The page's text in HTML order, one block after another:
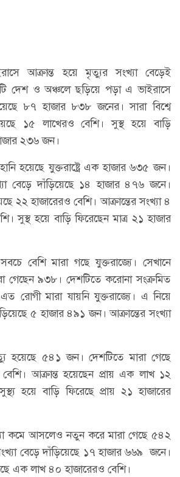
আক্রান্ত হয়ে মৃত্যুর সংখ্যা বেড়েই
দেশ ও অঞ্চলে ছড়িয়ে পড়া এ ভাইরাসে
৮৭ হাজার ৮৩৮ জনের। সারা বিশ্বে
১৫ লাখেরও বেশি। সুস্থ হয়ে বাড়ি
২৩৬ জন।
হয়েছে যুক্তরাষ্ট্রে এক হাজার ৬৩৫ জন।
বেড়ে দাঁড়িয়েছে ১৪ হাজার ৪৭৬ জনে।
২২ হাজারেরও বেশি। আক্রান্তের সংখ্যা ৪
সুস্থ হয়ে বাড়ি ফিরেছেন মাত্র ২১ হাজার
বেশি মারা গছে যুক্তরাজ্যে। সেখানে
গেছেন ৯৩৮। দেশটিতে করোনা সংক্রমিত
রোগী মারা যায়নি যুক্তরাজ্যে। এ নিয়ে
৫ হাজার ৪৯১ জন। আক্রান্তের সংখ্যা
হয়েছে ৫৪১ জন। দেশটিতে মারা গেছে
আক্রান্ত হয়েছেন প্রায় এক লাখ ১২
হয়ে বাড়ি ফিরেছে প্রায় ২১ হাজারের
কমে আসলেও নতুন করে মারা গেছে ৫৪২
বেড়ে দাঁড়িয়েছে ১৭ হাজার ৬৬৯ ‌ জনে।
এক লাখ ৪০ হাজারেরও বেশি।